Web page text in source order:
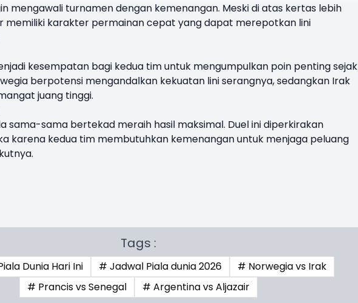
mengawali turnamen dengan kemenangan. Meski di atas kertas lebih
memiliki karakter permainan cepat yang dapat merepotkan lini
kesempatan bagi kedua tim untuk mengumpulkan poin penting sejak
berpotensi mengandalkan kekuatan lini serangnya, sedangkan Irak
juang tinggi.
sama-sama bertekad meraih hasil maksimal. Duel ini diperkirakan
karena kedua tim membutuhkan kemenangan untuk menjaga peluang
Tags :
Dunia Hari Ini # Jadwal Piala dunia 2026
# Norwegia vs Irak
# Prancis vs Senegal
# Argentina vs Aljazair